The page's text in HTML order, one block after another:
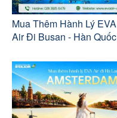
Mua Thêm Hành Lý EVA
Air Đi Busan - Hàn Quốc